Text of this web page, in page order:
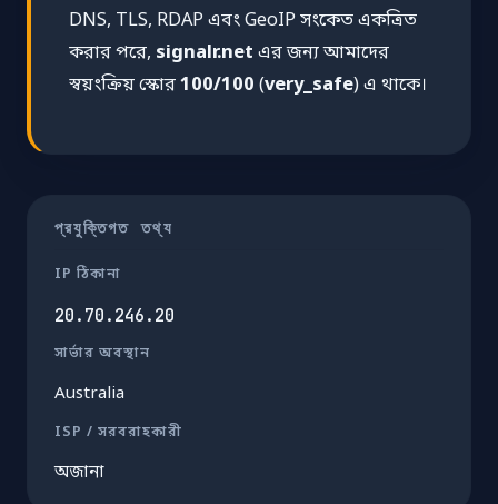
DNS, TLS, RDAP এবং GeoIP সংকেত একত্রিত
করার পরে, signalr.net এর জন্য আমাদের
স্বয়ংক্রিয় স্কোর100/100 (very_safe) এ থাকে।
প্রযুক্তিগত তথ্য
IP ঠিকানা
20.70.246.20
সার্ভার অবস্থান
Australia
ISP / সরবরাহকারী
অজানা